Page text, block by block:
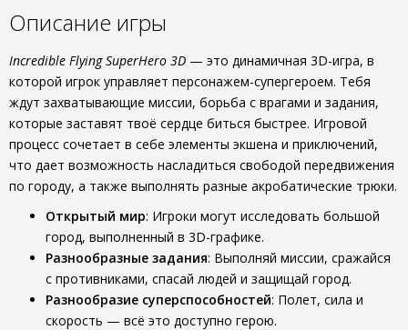
Описание игры
Incredible Flying SuperHero 3D — это динамичная 3D-игра, в
которой игрок управляет персонажем-супергероем. Тебя
ждут захватывающие миссии, борьба с врагами и задания,
которые заставят твоё сердце биться быстрее. Игровой
процесс сочетает в себе элементы экшена и приключений,
что дает возможность насладиться свободой передвижения
по городу, а также выполнять разные акробатические трюки.
Открытый мир: Игроки могут исследовать большой
город, выполненный в 3D-графике.
Разнообразные задания: Выполняй миссии, сражайся
с противниками, спасай людей и защищай город.
Разнообразие суперспособностей: Полет, сила и
скорость — всё это доступно герою.